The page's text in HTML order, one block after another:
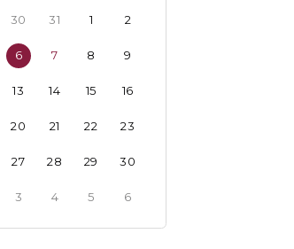
30 31 1 2
6 7 8 9
13 14 15 16
20 21 22 23
27 28 29 30
3 4 5 6